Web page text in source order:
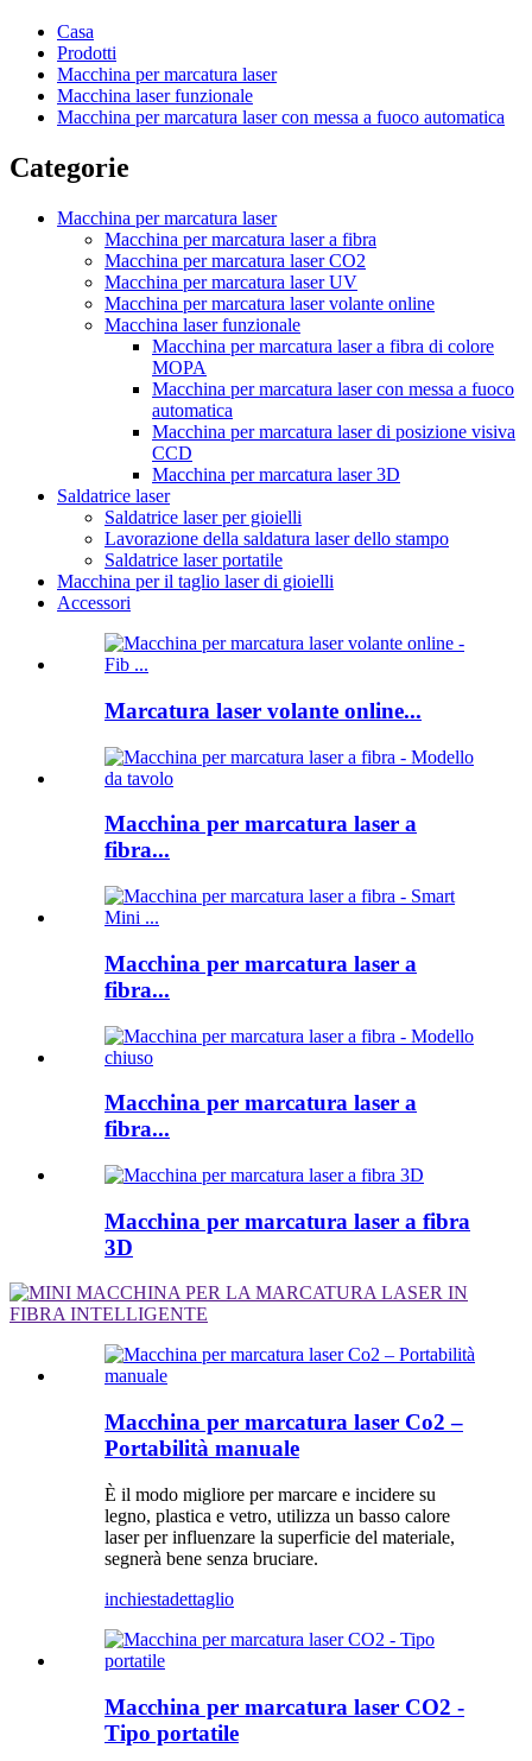
Casa
Prodotti
Macchina per marcatura laser
Macchina laser funzionale
Macchina per marcatura laser con messa a fuoco automatica
Categorie
Macchina per marcatura laser
Macchina per marcatura laser a fibra
Macchina per marcatura laser CO2
Macchina per marcatura laser UV
Macchina per marcatura laser volante online
Macchina laser funzionale
Macchina per marcatura laser a fibra di colore
MOPA
Macchina per marcatura laser con messa a fuoco
automatica
Macchina per marcatura laser di posizione visiva
CCD
Macchina per marcatura laser 3D
Saldatrice laser
Saldatrice laser per gioielli
Lavorazione della saldatura laser dello stampo
Saldatrice laser portatile
Macchina per il taglio laser di gioielli
Accessori
Marcatura laser volante online...
Macchina per marcatura laser a
fibra...
Macchina per marcatura laser a
fibra...
Macchina per marcatura laser a
fibra...
Macchina per marcatura laser a fibra
3D
Macchina per marcatura laser Co2 –
Portabilità manuale
È il modo migliore per marcare e incidere su
legno, plastica e vetro, utilizza un basso calore
laser per influenzare la superficie del materiale,
segnerà bene senza bruciare.
inchiestadettaglio
Macchina per marcatura laser CO2 -
Tipo portatile